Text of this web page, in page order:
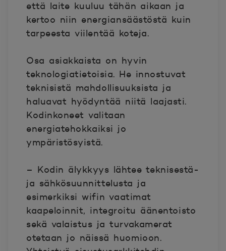
että laite kuuluu tähän aikaan ja
kertoo niin energiansäästöstä kuin
tarpeesta viilentää koteja.
Osa asiakkaista on hyvin
teknologiatietoisia. He innostuvat
teknisistä mahdollisuuksista ja
haluavat hyödyntää niitä laajasti.
Kodinkoneet valitaan
energiatehokkaiksi jo
ympäristösyistä.
– Kodin älykkyys lähtee teknisestä-
ja sähkösuunnittelusta ja
esimerkiksi wifin vaatimat
kaapeloinnit, integroitu äänentoisto
sekä valaistus ja turvakamerat
otetaan jo näissä huomioon.